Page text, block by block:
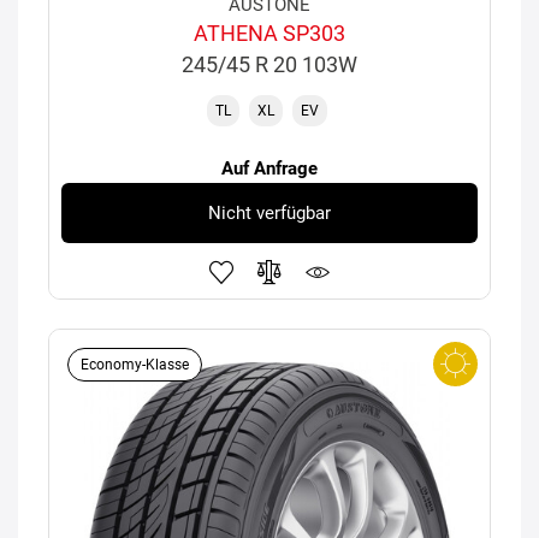
AUSTONE
ATHENA SP303
245/45 R 20 103W
TL XL EV
Auf Anfrage
Nicht verfügbar
Economy-Klasse